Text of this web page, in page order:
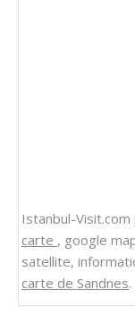
Istanbul-
carte , google
satellite,
carte de Sandnes.